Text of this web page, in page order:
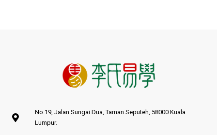
No.19, Jalan Sungai Dua, Taman Seputeh, 58000 Kuala
Lumpur.